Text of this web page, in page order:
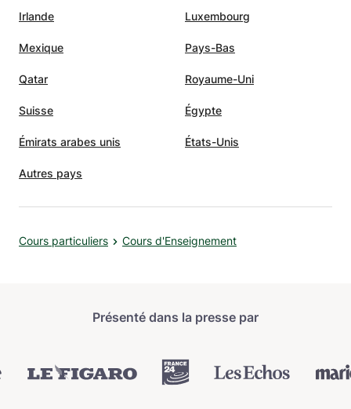
Irlande Luxembourg
Mexique Pays-Bas
Qatar Royaume-Uni
Suisse Égypte
Émirats arabes unis États-Unis
Autres pays
Cours particuliers Cours d'Enseignement
Présenté dans la presse par